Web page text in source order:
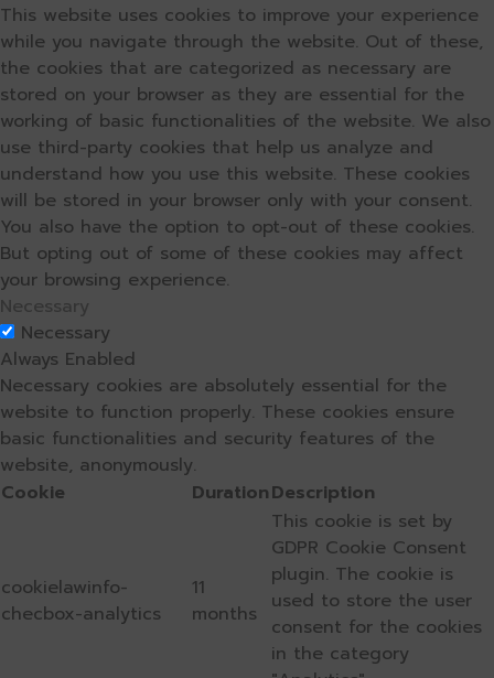
This website uses cookies to improve your experience
while you navigate through the website. Out of these,
the cookies that are categorized as necessary are
stored on your browser as they are essential for the
working of basic functionalities of the website. We also
use third-party cookies that help us analyze and
understand how you use this website. These cookies
will be stored in your browser only with your consent.
You also have the option to opt-out of these cookies.
But opting out of some of these cookies may affect
your browsing experience.
Necessary
Necessary
Always Enabled
Necessary cookies are absolutely essential for the
website to function properly. These cookies ensure
basic functionalities and security features of the
website, anonymously.
Cookie
DurationDescription
cookielawinfo-
checbox-analytics
11
months
This cookie is set by
GDPR Cookie Consent
plugin. The cookie is
used to store the user
consent for the cookies
in the category